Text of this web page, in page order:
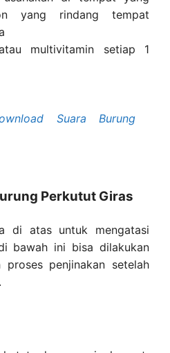
yang rindang tempat
multivitamin setiap 1
Suara Burung
Perkutut Giras
di atas untuk mengatasi
bawah ini bisa dilakukan
proses penjinakan setelah